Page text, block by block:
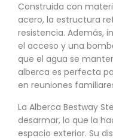
Construida con
acero, la estructura
resistencia. Además,
el acceso y una
que el agua se
alberca es perfecta
en reuniones
La Alberca Bestway
desarmar, lo que la
espacio exterior. Su